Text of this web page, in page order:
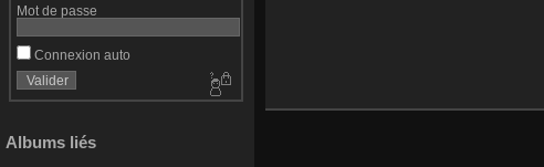
Mot de passe
Connexion auto
Albums liés